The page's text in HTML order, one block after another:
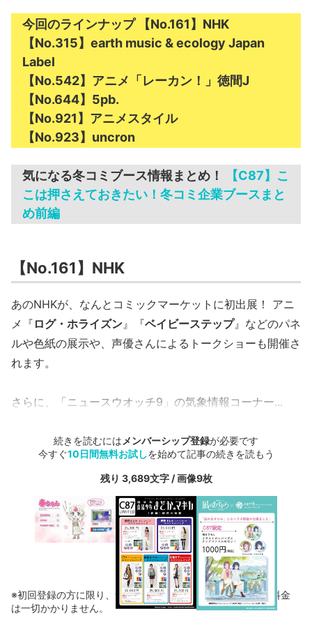
今回のラインナップ 【No.161】NHK
【No.315】earth music & ecology Japan
Label
【No.542】アニメ「レーカン！」徳間J
【No.644】5pb.
【No.921】アニメスタイル
【No.923】uncron
気になる冬コミブース情報まとめ！
【C87】こ
こは押さえておきたい！冬コミ企業ブースまと
め前編
【No.161】NHK
あのNHKが、なんとコミックマーケットに初出展！ アニ
メ『 ログ・ホライズン 』『ベイビーステップ』などのパネ
ルや色紙の展示や、声優さんによるトークショーも開催さ
れます。
さらに、「ニュースウオッチ9」の気象情報コーナー...
続きを読むには メンバーシップ登録が必要です
今すぐ10日間無料お試しを始めて記事の続きを読もう
残り 3,689文字 / 画像9枚
※初回登録の方に限り、無料お試し期間中に解約した場合、料金
は一切かかりません。